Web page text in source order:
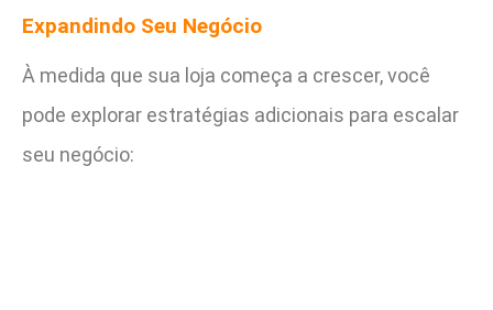
Expandindo Seu Negócio
À medida que sua loja começa a crescer, você
pode explorar estratégias adicionais para escalar
seu negócio: